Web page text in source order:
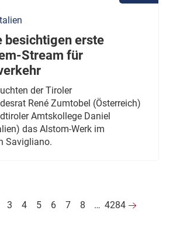
besichtigen erste
Stream für
der Tiroler
René Zumtobel (Österreich)
Amtskollege Daniel
das Alstom-Werk im
Savigliano.
3 4 5 6 7 8 … 4284